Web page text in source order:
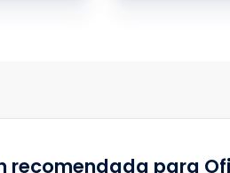
recomendada para